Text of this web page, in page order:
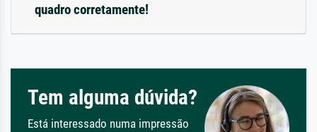
quadro corretamente!
Tem alguma dúvida?
Está interessado numa impressão